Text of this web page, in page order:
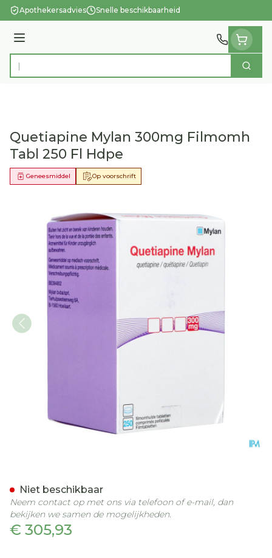
Ga naar de inhoud
Apothekersadvies Snelle beschikbaarheid
Menu
Product, merk, categorie... Zoek
Quetiapine Mylan 300mg Filmomh
Tabl 250 Fl Hdpe
Op voorschrift
Geneesmiddel
€ 305,93
Niet beschikbaar
Neem contact op met ons via telefoon of e-mail, dan
bekijken we samen de mogelijkheden.